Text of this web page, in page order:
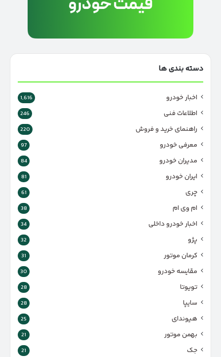
دسته بندی ها
اخبار خودرو 1,616
اطلاعات فنی 246
راهنمای خرید و فروش 220
معرفی خودرو 97
مدیران خودرو 84
ایران خودرو 81
چری 61
ام وی ام 38
اخبار خودرو داخلی 34
پژو 32
کرمان موتور 31
مقایسه خودرو 30
تویوتا 28
سایپا 28
هیوندای 25
بهمن موتور 21
جک 21